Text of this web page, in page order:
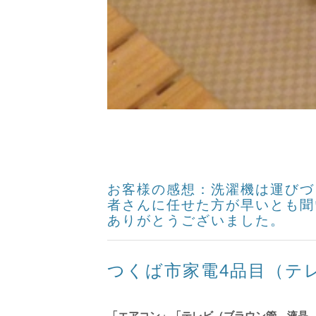
お客様の感想：洗濯機は運び
者さんに任せた方が早いとも
ありがとうございました。
つくば市家電4品目（テ